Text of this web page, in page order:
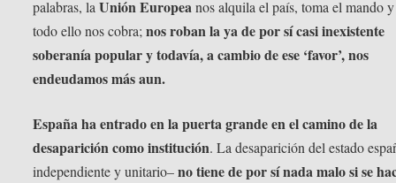
palabras, laUnión Europeanos alquila el país, toma el mando
todo ello nos cobra;nos roban la ya de por sí casi inexistente
soberanía popular y todavía, a cambio de ese ‘favor’, nos
endeudamos más aun.
España ha entrado en la puerta grande en el camino de la
desaparición como institución. La desaparición del estado
independiente y unitario–no tiene de por sí nada malo si se